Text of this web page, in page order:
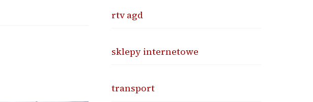
rtv agd
sklepy internetowe
transport